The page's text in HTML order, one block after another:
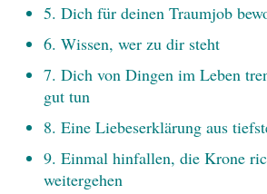
5. Dich für deinen Traumjob
6. Wissen, wer zu dir steht
7. Dich von Dingen im Leben
gut tun
8. Eine Liebeserklärung aus
9. Einmal hinfallen, die Krone
weitergehen